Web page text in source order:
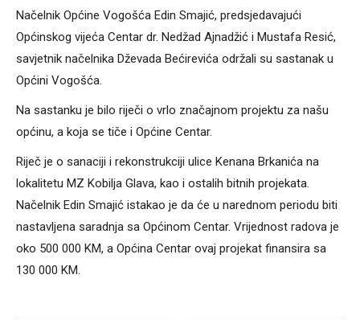
Načelnik Općine Vogošća Edin Smajić, predsjedavajući
Općinskog vijeća Centar dr. Nedžad Ajnadžić i Mustafa Resić,
savjetnik načelnika Dževada Bećirevića održali su sastanak u
Općini Vogošća.
Na sastanku je bilo riječi o vrlo značajnom projektu za našu
općinu, a koja se tiče i Općine Centar.
Riječ je o sanaciji i rekonstrukciji ulice Kenana Brkanića na
lokalitetu MZ Kobilja Glava, kao i ostalih bitnih projekata.
Načelnik Edin Smajić istakao je da će u narednom periodu biti
nastavljena saradnja sa Općinom Centar. Vrijednost radova je
oko 500 000 KM, a Općina Centar ovaj projekat finansira sa
130 000 KM.